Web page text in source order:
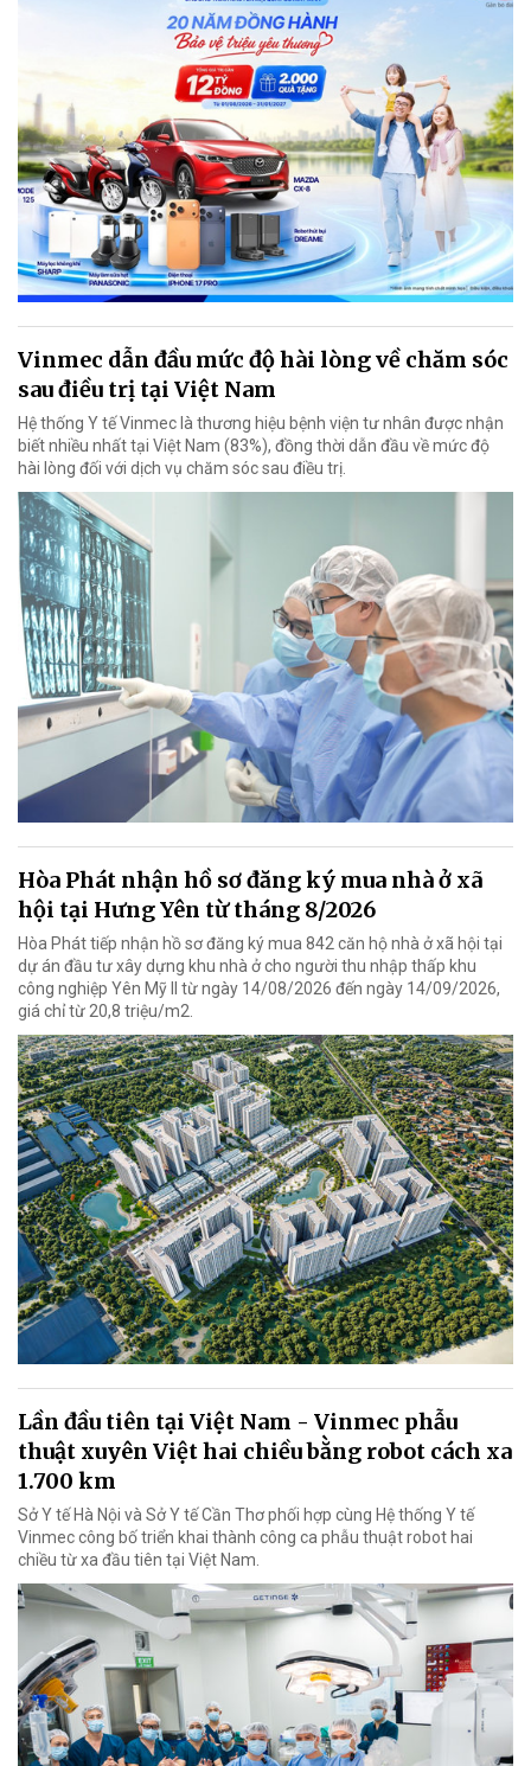
Vinmec dẫn đầu mức độ hài lòng về chăm sóc
sau điều trị tại Việt Nam
Hệ thống Y tế Vinmec là thương hiệu bệnh viện tư nhân được nhận
biết nhiều nhất tại Việt Nam (83%), đồng thời dẫn đầu về mức độ
hài lòng đối với dịch vụ chăm sóc sau điều trị.
Hòa Phát nhận hồ sơ đăng ký mua nhà ở xã
hội tại Hưng Yên từ tháng 8/2026
Hòa Phát tiếp nhận hồ sơ đăng ký mua 842 căn hộ nhà ở xã hội tại
dự án đầu tư xây dựng khu nhà ở cho người thu nhập thấp khu
công nghiệp Yên Mỹ II từ ngày 14/08/2026 đến ngày 14/09/2026,
giá chỉ từ 20,8 triệu/m2.
Lần đầu tiên tại Việt Nam - Vinmec phẫu
thuật xuyên Việt hai chiều bằng robot cách xa
1.700 km
Sở Y tế Hà Nội và Sở Y tế Cần Thơ phối hợp cùng Hệ thống Y tế
Vinmec công bố triển khai thành công ca phẫu thuật robot hai
chiều từ xa đầu tiên tại Việt Nam.